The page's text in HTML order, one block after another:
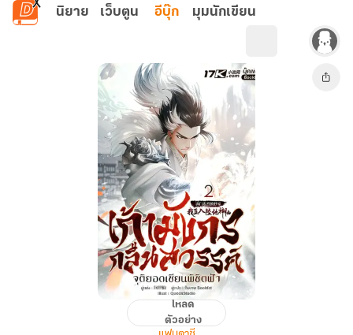
ข้ามไปยังเนื้อหาหลัก
นิยาย เว็บตูน อีบุ๊ก มุมนักเขียน
โหลด
ตัวอย่าง